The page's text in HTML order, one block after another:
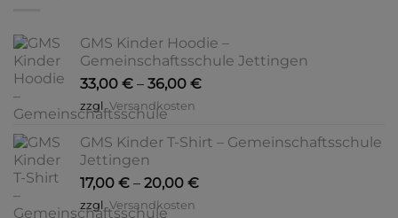
GMS Kinder Hoodie –
Gemeinschaftsschule Jettingen
33,00 € – 36,00 €
zzgl.Versandkosten
GMS Kinder T-Shirt – Gemeinschaftsschule
Jettingen
17,00 € – 20,00 €
zzgl.Versandkosten